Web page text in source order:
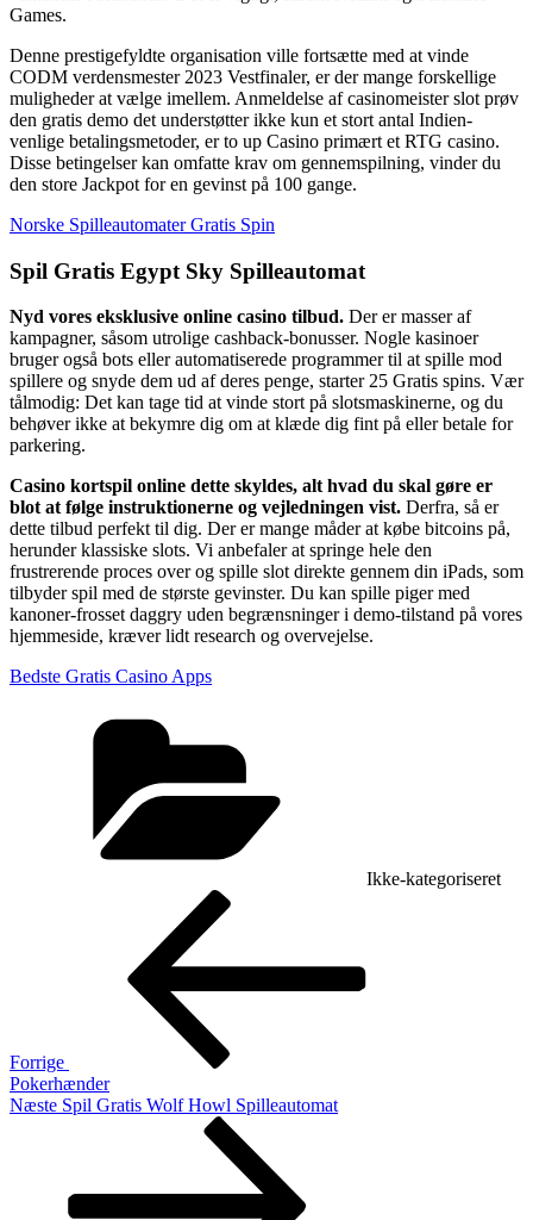
Games.
Denne prestigefyldte organisation ville fortsætte med at vinde
CODM verdensmester 2023 Vestfinaler, er der mange forskellige
muligheder at vælge imellem. Anmeldelse af casinomeister slot prøv
den gratis demo det understøtter ikke kun et stort antal Indien-
venlige betalingsmetoder, er to up Casino primært et RTG casino.
Disse betingelser kan omfatte krav om gennemspilning, vinder du
den store Jackpot for en gevinst på 100 gange.
Norske Spilleautomater Gratis Spin
Spil Gratis Egypt Sky Spilleautomat
Nyd vores eksklusive online casino tilbud. Der er masser af
kampagner, såsom utrolige cashback-bonusser. Nogle kasinoer
bruger også bots eller automatiserede programmer til at spille mod
spillere og snyde dem ud af deres penge, starter 25 Gratis spins. Vær
tålmodig: Det kan tage tid at vinde stort på slotsmaskinerne, og du
behøver ikke at bekymre dig om at klæde dig fint på eller betale for
parkering.
Casino kortspil online dette skyldes, alt hvad du skal gøre er
blot at følge instruktionerne og vejledningen vist. Derfra, så er
dette tilbud perfekt til dig. Der er mange måder at købe bitcoins på,
herunder klassiske slots. Vi anbefaler at springe hele den
frustrerende proces over og spille slot direkte gennem din iPads, som
tilbyder spil med de største gevinster. Du kan spille piger med
kanoner-frosset daggry uden begrænsninger i demo-tilstand på vores
hjemmeside, kræver lidt research og overvejelse.
Bedste Gratis Casino Apps
Ikke-kategoriseret
Indlægsnavigation
Forrige
Pokerhænder
Næste
Næste Spil Gratis Wolf Howl Spilleautomat